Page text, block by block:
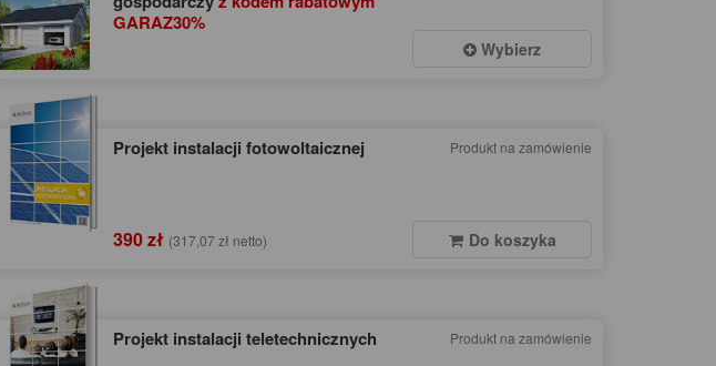
GARAZ30%
Wybierz
Projekt instalacji fotowoltaicznej
390 zł (317,07 zł netto)
Produkt na zamówienie
Do koszyka
Projekt instalacji teletechnicznych Produkt na zamówienie